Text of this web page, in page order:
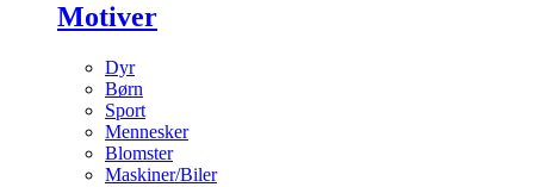
Motiver
Dyr
Børn
Sport
Mennesker
Blomster
Maskiner/Biler